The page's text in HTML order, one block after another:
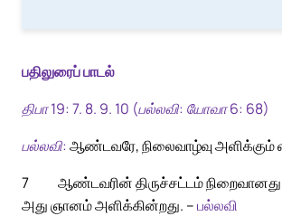
பதிலுரைப் பாடல்
திபா 19: 7. 8. 9. 10 (பல்லவி: யோவா 6: 68)
பல்லவி: ஆண்டவரே, நிலைவாழ்வு
7
ஆண்டவரின் திருச்சட்டம்
அது ஞானம் அளிக்கின்றது. –பல்லவி